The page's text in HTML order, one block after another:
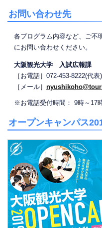
お問い合わせ先
各プログラム内容など、ご不
にお問い合わせください。
大阪観光大学 入試広報課
［お電話］072-453-8222(代
［メール］
※お電話受付時間： 9時～17
オープンキャンパス